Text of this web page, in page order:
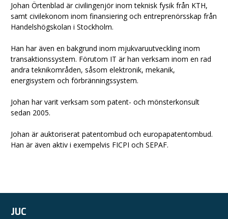
Johan Örtenblad är civilingenjör inom teknisk fysik från KTH,
samt civilekonom inom finansiering och entreprenörsskap från
Handelshögskolan i Stockholm.
Han har även en bakgrund inom mjukvaruutveckling inom
transaktionssystem. Förutom IT är han verksam inom en rad
andra teknikområden, såsom elektronik, mekanik,
energisystem och förbränningssystem.
Johan har varit verksam som patent- och mönsterkonsult
sedan 2005.
Johan är auktoriserat patentombud och europapatentombud.
Han är även aktiv i exempelvis FICPI och SEPAF.
JUC